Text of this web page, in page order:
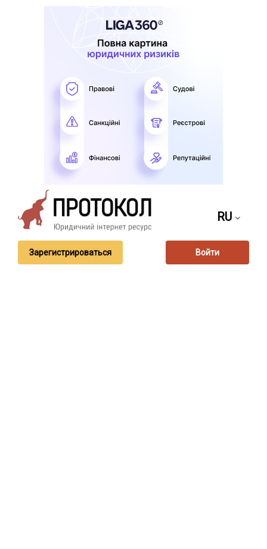
RU
Зарегистрироваться Войти